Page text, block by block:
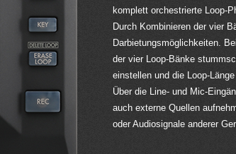
komplett orchestrierte Loop-
Durch Kombinieren der vier
Darbietungsmöglichkeiten.
der vier Loop-Bänke
einstellen und die Loop-Länge
Über die Line- und Mic-
auch externe Quellen
oder Audiosignale anderer